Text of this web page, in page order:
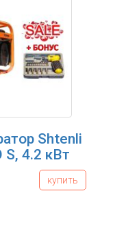
Shtenli
S, 4.2 кВт
купить